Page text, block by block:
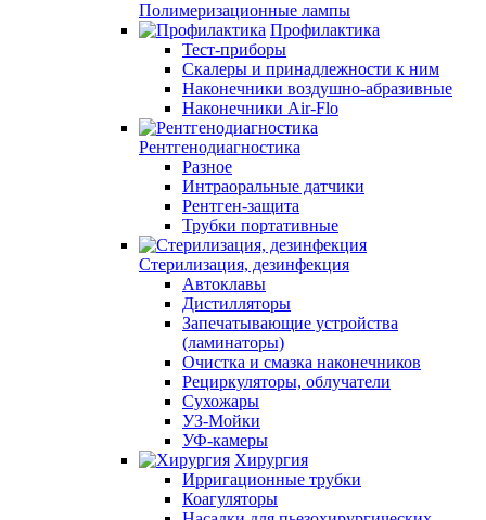
Полимеризационные лампы
Профилактика
Тест-приборы
Скалеры и принадлежности к ним
Наконечники воздушно-абразивные
Наконечники Air-Flo
Рентгенодиагностика
Разное
Интраоральные датчики
Рентген-защита
Трубки портативные
Стерилизация, дезинфекция
Автоклавы
Дистилляторы
Запечатывающие устройства
(ламинаторы)
Очистка и смазка наконечников
Рециркуляторы, облучатели
Сухожары
УЗ-Мойки
УФ-камеры
Хирургия
Ирригационные трубки
Коагуляторы